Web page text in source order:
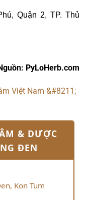
Quận 2, TP. Thủ
PyLoHerb.com
Việt Nam &#8211;
& DƯỢC
ĐEN
Kon Tum